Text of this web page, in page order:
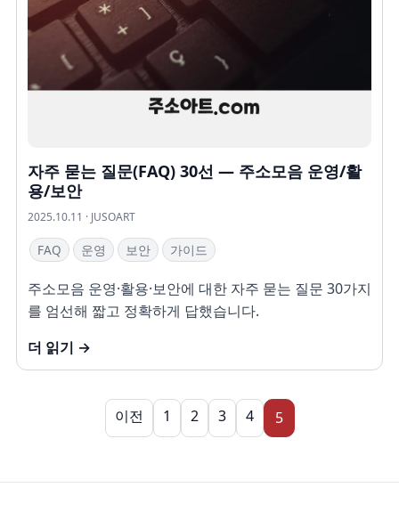
자주 묻는 질문(FAQ) 30선 — 주소모음 운영/활
용/보안
2025.10.11 · JUSOART
FAQ 운영 보안 가이드
주소모음 운영·활용·보안에 대한 자주 묻는 질문 30가지
를 엄선해 짧고 정확하게 답했습니다.
더 읽기 →
이전 1 2 3 4 5